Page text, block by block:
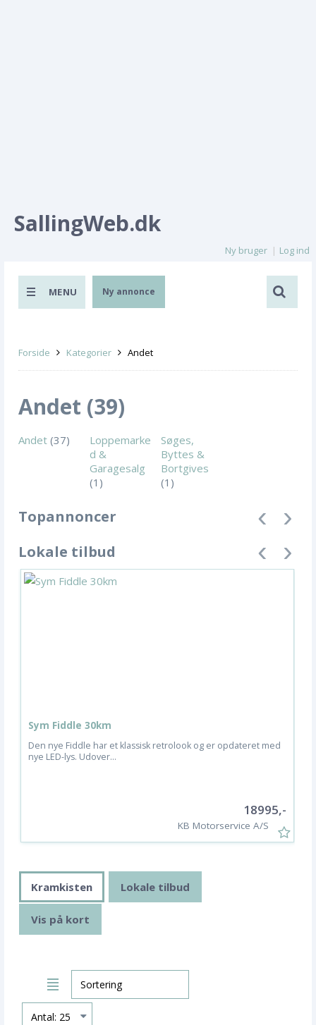
SallingWeb.dk
Ny bruger Log ind
MENU Ny annonce
Forside Kategorier Andet
Andet (39)
Andet (37)
Loppemarke
d &
Garagesalg
(1)
Søges,
Byttes &
Bortgives
(1)
Topannoncer
Lokale tilbud
Sym Fiddle 30km
Den nye Fiddle har et klassisk retrolook og er opdateret med
nye LED-lys. Udover...
18995,-
KB Motorservice A/S
Kramkisten Lokale tilbud
Vis på kort